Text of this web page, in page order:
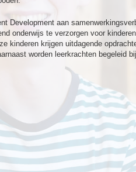
Development aan
onderwijs te verzorgen voor
kinderen krijgen uitdagende
worden leerkrachten begeleid